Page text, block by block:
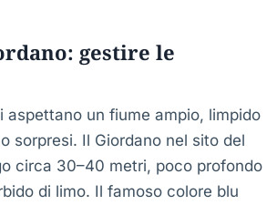
gestire le
aspettano un fiume ampio, limpido
sorpresi. Il Giordano nel sito del
circa 30–40 metri, poco profondo
di limo. Il famoso colore blu